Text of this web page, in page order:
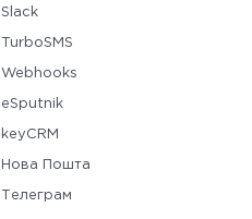
Slack
TurboSMS
Webhooks
eSputnik
keyCRM
Нова Пошта
Телеграм